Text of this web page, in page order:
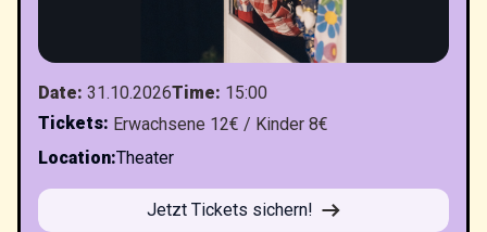
Date: 31.10.2026Time: 15:00
Tickets: Erwachsene 12€ / Kinder 8€
Location:Theater
Jetzt Tickets sichern!